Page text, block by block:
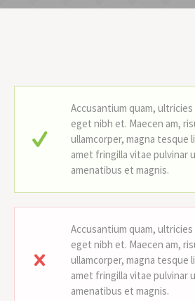
Accusantium quam,
eget nibh et. Maecen am,
ullamcorper, magna tesque
amet fringilla vitae pulvinar
amenatibus et magnis.
Accusantium quam,
eget nibh et. Maecen am,
ullamcorper, magna tesque
amet fringilla vitae pulvinar
amenatibus et magnis.